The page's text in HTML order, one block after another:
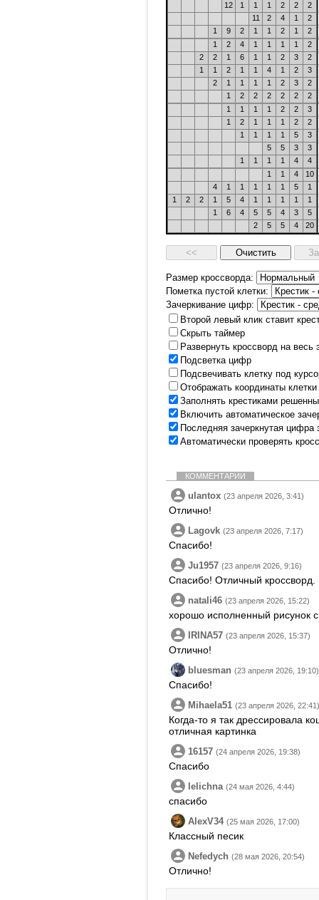
12
1 1 1 2 2
2
11
2 4 1
2
1
9 2 1 1 2 1
2
1
2 4 1 1 1 1
2
2
2 1 6 1 1 2 3
2
1
1 2 1 1 4 1 2
3
2
1 1 1 1 2 3
2
1
2 2 2 2 2
2
1
1 1 1 2 2
3
1
2 1 1 1 2
2
1
1 1 1 5
3
5
5 3
3
1
1 1 1 4
4
1
1 4
10
4
1 1 1 1 1 5
1
1
2 2 1 5 4 1 1 1 1
1
1
6 4 5 5 4 3
5
2
5 5 4 20
Размер кроссворда:
Пометка пустой клетки:
Зачеркивание цифр:
Второй левый клик ставит
Скрыть таймер
Развернуть кроссворд на
Подсветка цифр
Подсвечивать клетку под
Отображать координаты
Заполнять крестиками
Включить автоматическое
Последняя зачеркнутая цифра
Автоматически проверять
КОММЕНТАРИИ
ulantox (23 апреля 2026, 3:41)
Отлично!
Lagovk (23 апреля 2026, 7:17)
Спасибо!
Ju1957 (23 апреля 2026, 9:16)
Спасибо! Отличный кроссворд.
natali46 (23 апреля 2026, 15:22)
хорошо исполненный рисунок
IRINA57 (23 апреля 2026, 15:37)
Отлично!
bluesman (23 апреля 2026, 19:10)
Спасибо!
Mihaela51 (23 апреля 2026, 22:41)
Когда-то я так дрессировала
отличная картинка
16157 (24 апреля 2026, 19:38)
Спасибо
lelichna (24 мая 2026, 4:44)
спасибо
AlexV34 (25 мая 2026, 17:00)
Классный песик
Nefedych (28 мая 2026, 20:54)
Отлично!